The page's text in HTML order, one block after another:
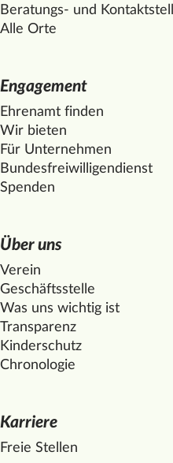
Beratungs- und
Alle Orte
Engagement
Ehrenamt finden
Wir bieten
Für Unternehmen
Bundesfreiwilligendienst
Spenden
Über uns
Verein
Geschäftsstelle
Was uns wichtig ist
Transparenz
Kinderschutz
Chronologie
Karriere
Freie Stellen